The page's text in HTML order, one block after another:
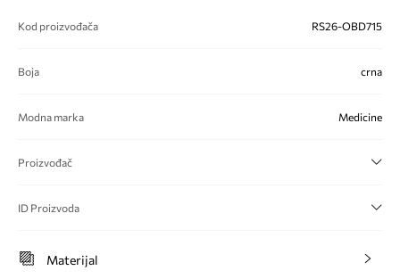
Kod proizvođača RS26-OBD715
Boja crna
Modna marka Medicine
Proizvođač
ID Proizvoda
Materijal